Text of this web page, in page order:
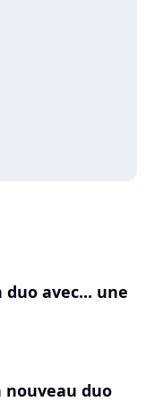
duo avec... une
nouveau duo